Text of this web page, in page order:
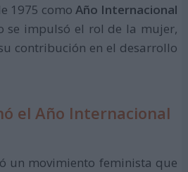
1975 como Año Internacional
se impulsó el rol de la mujer,
contribución en el desarrollo
el Año Internacional
un movimiento feminista que